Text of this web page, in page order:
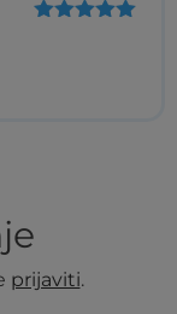
prijaviti.